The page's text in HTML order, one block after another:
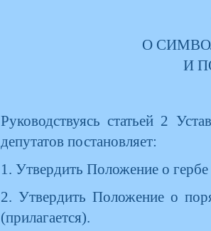
О
И
Руководствуясь статьей 2
депутатов постановляет:
1. Утвердить Положение о гербе
2. Утвердить Положение о
(прилагается).